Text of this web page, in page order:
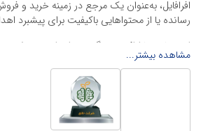
افرافایل، به‌عنوان یک مرجع در زمینه خرید و
رسانده یا از محتواهایی باکیفیت برای پیشبرد
این سایت با ارائه تنوع گسترده‌ای از محصولات
خود را کاهش داده و به سرعت پروژه‌های خود را
محصولات گرافیکی
محصولات گرافیکی یکی از پرکاربردترین و
، پوسترهای تبلیغاتی، بنرهای چاپی و
مشاهده بیشتر...